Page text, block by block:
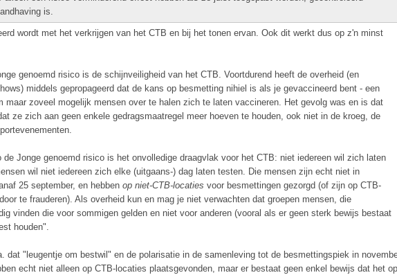
is.
wordt met het verkrijgen van het CTB en bij het tonen ervan. Ook dit werkt dus op z'n minst
genoemd risico is de schijnveiligheid van het CTB. Voortdurend heeft de overheid (en
middels gepropageerd dat de kans op besmetting nihiel is als je gevaccineerd bent - een
maar zoveel mogelijk mensen over te halen zich te laten vaccineren. Het gevolg was en is dat
ze zich aan geen enkele gedragsmaatregel meer hoeven te houden, ook niet in de kroeg, de
de Jonge genoemd risico is het onvolledige draagvlak voor het CTB: niet iedereen wil zich laten
wil niet iedereen zich elke (uitgaans-) dag laten testen. Die mensen zijn echt niet in
25 september, en hebben op niet-CTB-locaties voor besmettingen gezorgd (of zijn op CTB-
te frauderen). Als overheid kun en mag je niet verwachten dat groepen mensen, die
vinden die voor sommigen gelden en niet voor anderen (vooral als er geen sterk bewijs bestaat
houden".
dat "leugentje om bestwil" en de polarisatie in de samenleving tot de besmettingspiek in
echt niet alleen op CTB-locaties plaatsgevonden, maar er bestaat geen enkel bewijs dat het op